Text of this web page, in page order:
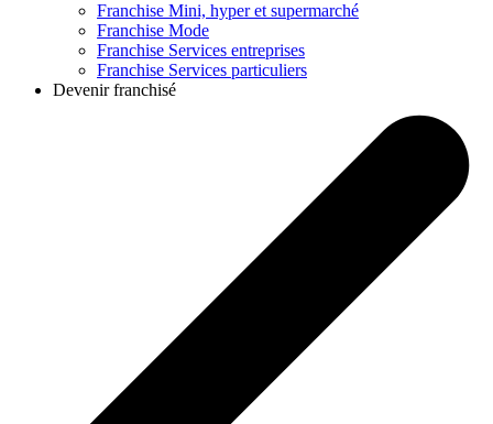
Franchise Mini, hyper et supermarché
Franchise Mode
Franchise Services entreprises
Franchise Services particuliers
Devenir franchisé